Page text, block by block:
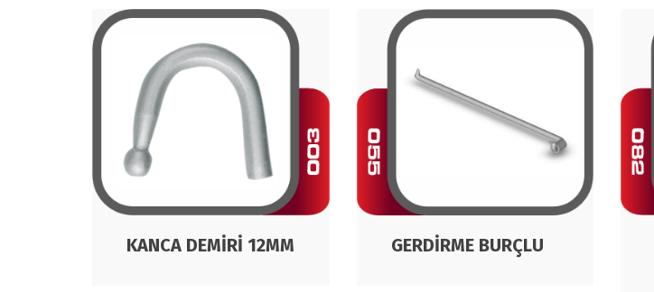
KANCA DEMİRİ 12MM GERDİRME BURÇLU